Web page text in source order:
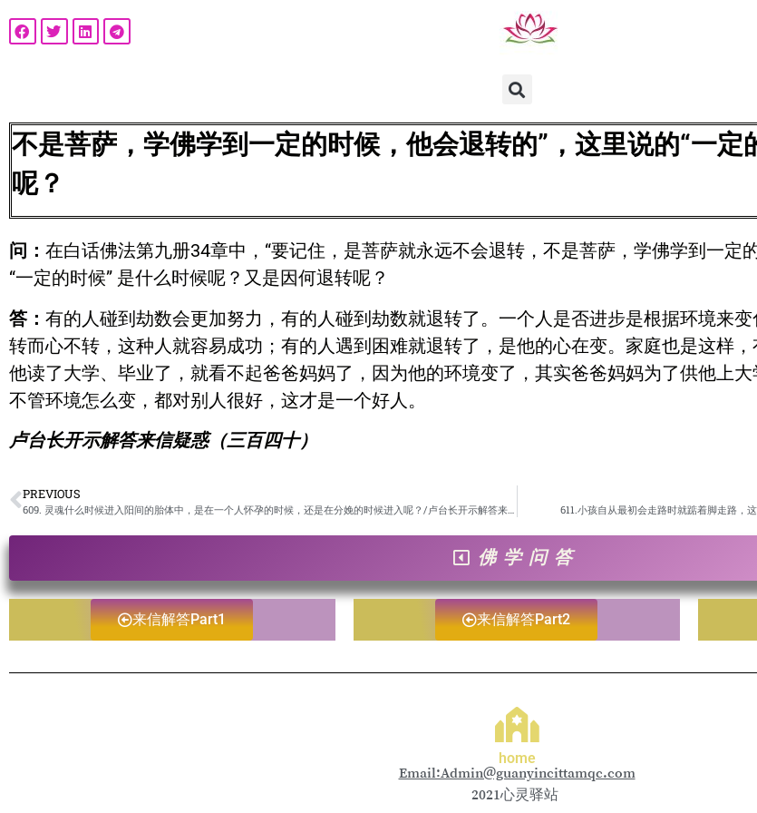
不是菩萨，学佛学到一定的时候，他会退转的”，这里说的“一定
呢？
问： 在白话佛法第九册34章中，“要记住，是菩萨就永远不会退转，不是菩萨，学佛学到一定
“一定的时候” 是什么时候呢？又是因何退转呢？
答： 有的人碰到劫数会更加努力，有的人碰到劫数就退转了。一个人是否进步是根据环境来
转而心不转，这种人就容易成功；有的人遇到困难就退转了，是他的心在变。家庭也是这样
他读了大学、毕业了，就看不起爸爸妈妈了，因为他的环境变了，其实爸爸妈妈为了供他上
不管环境怎么变，都对别人很好，这才是一个好人。
卢台长开示解答来信疑惑（三百四十）
PREVIOUS
611.小孩自从最初会走路时就踮着脚走路，
佛学问答
来信解答Part1 来信解答Part2
home
Email:Admin@guanyincittamqc.com
2021心灵驿站